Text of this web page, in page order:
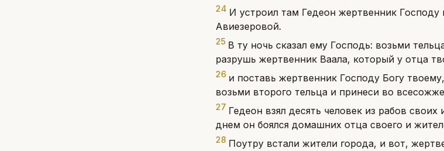
24 И устроил там Гедеон жертвенник
Авиезеровой.
25 В ту ночь сказал ему Господь: возьми
разрушь жертвенник Ваала, который у отца
26 и поставь жертвенник Господу Богу
возьми второго тельца и принеси во
27 Гедеон взял десять человек из рабов
днем он боялся домашних отца своего и
28 Поутру встали жители города, и вот,